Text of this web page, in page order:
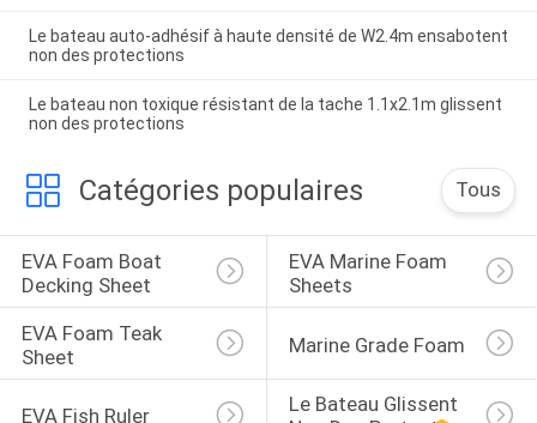
Le bateau auto-adhésif à haute densité de W2.4m ensabotent
non des protections
Le bateau non toxique résistant de la tache 1.1x2.1m glissent
non des protections
Catégories populaires Tous
EVA Foam Boat
Decking Sheet
EVA Marine Foam
Sheets
EVA Foam Teak
Sheet
Marine Grade Foam
EVA Fish Ruler
Le Bateau Glissent